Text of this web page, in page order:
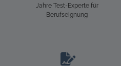
Jahre Test-Experte für
Berufseignung